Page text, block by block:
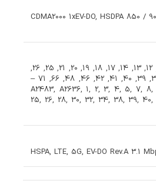
CDMA2000 1xEV-DO, HSDPA 850 /
1, 2, 3, 4, 5, 7, 8, 11, 12, 13, 14, 17, 18, 19, 20, 21, 25, 26,
28, 29, 30, 32, 34, 38, 39, 40, 41, 42, 46, 48, 66, 71 –
A2483, A2636, 1, 2, 3, 4, 5, 7, 8,
25, 26, 28, 30, 32, 34, 38, 39,
HSPA, LTE, 5G, EV-DO Rev.A 3.1